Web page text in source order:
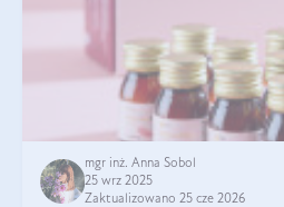
mgr inż. Anna Sobol
25 wrz 2025
Zaktualizowano 25 cze 2026